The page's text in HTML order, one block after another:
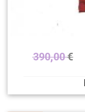
390,00€